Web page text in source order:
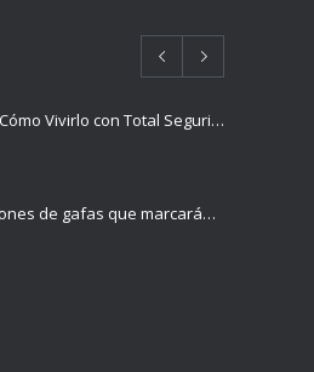
Eclipse Solar 2026: Cómo Vivirlo con Total Seguridad
Las nuevas colecciones de gafas que marcarán tendencia esta temporada